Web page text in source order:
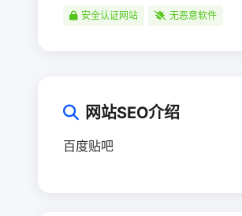
安全认证网站 无恶意软件
网站SEO介绍
百度贴吧